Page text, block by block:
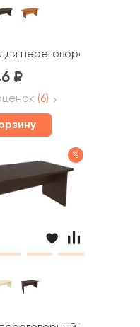
на хромированных
переговоров ФР 154
(6)
%